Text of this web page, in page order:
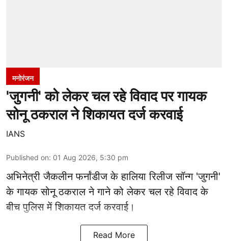
मनोरंजन
'जुगनी' को लेकर चल रहे विवाद पर गायक
सोनू ठकराल ने शिकायत दर्ज करवाई
IANS
Published on: 01 Aug 2026, 5:30 pm
अभिनेत्री जैकलीन फर्नांडीज के हालिया रिलीज सॉन्ग 'जुगनी'
के गायक सोनू ठकराल ने गाने को लेकर चल रहे विवाद के
बीच पुलिस में शिकायत दर्ज करवाई।
Read More